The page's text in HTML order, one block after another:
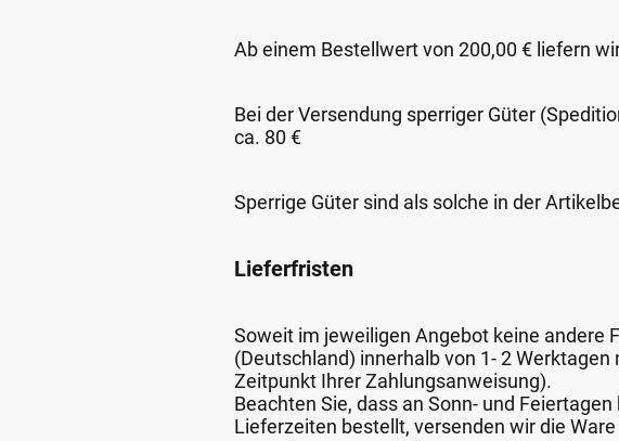
Ab einem Bestellwert von 200,00 € liefern
Bei der Versendung sperriger Güter
ca. 80 €
Sperrige Güter sind als solche in der
Lieferfristen
Soweit im jeweiligen Angebot keine andere
(Deutschland) innerhalb von 1- 2
Zeitpunkt Ihrer Zahlungsanweisung).
Beachten Sie, dass an Sonn- und
Lieferzeiten bestellt, versenden wir die